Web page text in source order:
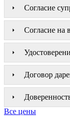
Согласие
Согласие на
Договор
Все цены